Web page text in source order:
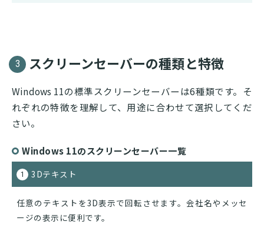
3 スクリーンセーバーの種類と特徴
Windows 11の標準スクリーンセーバーは6種類です。そ
れぞれの特徴を理解して、用途に合わせて選択してくだ
さい。
Windows 11のスクリーンセーバー一覧
1 3Dテキスト
任意のテキストを3D表示で回転させます。会社名やメッセ
ージの表示に便利です。